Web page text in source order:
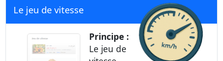
Le jeu de vitesse
Principe :
Le jeu de